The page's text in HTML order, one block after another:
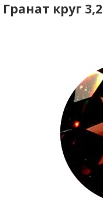
Гранат круг